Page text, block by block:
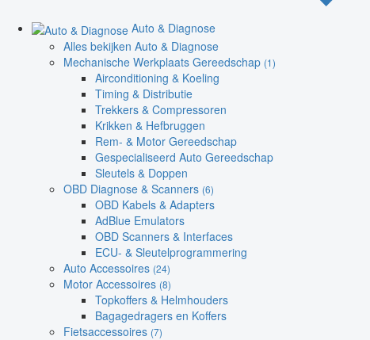
Auto & Diagnose
Alles bekijken Auto & Diagnose
Mechanische Werkplaats Gereedschap (1)
Airconditioning & Koeling
Timing & Distributie
Trekkers & Compressoren
Krikken & Hefbruggen
Rem- & Motor Gereedschap
Gespecialiseerd Auto Gereedschap
Sleutels & Doppen
OBD Diagnose & Scanners (6)
OBD Kabels & Adapters
AdBlue Emulators
OBD Scanners & Interfaces
ECU- & Sleutelprogrammering
Auto Accessoires (24)
Motor Accessoires (8)
Topkoffers & Helmhouders
Bagagedragers en Koffers
Fietsaccessoires (7)